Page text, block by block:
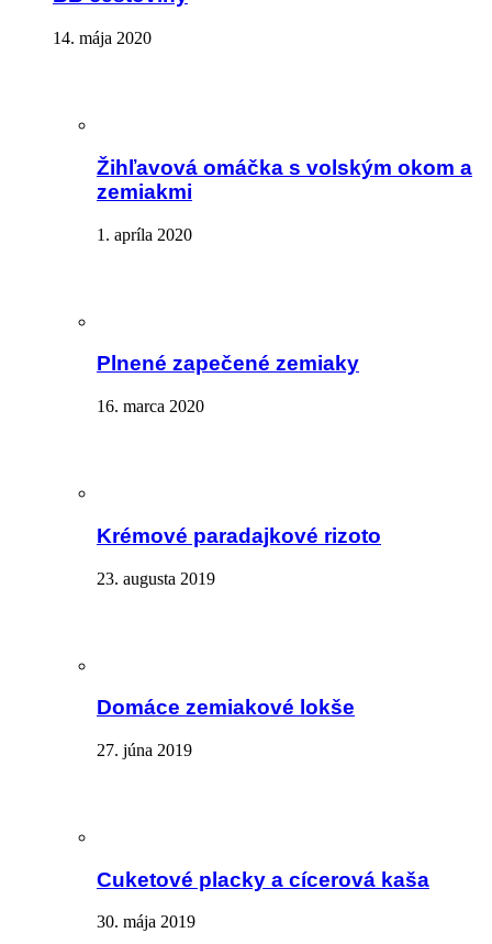
14. mája 2020
Žihľavová omáčka s volským okom a
zemiakmi
1. apríla 2020
Plnené zapečené zemiaky
16. marca 2020
Krémové paradajkové rizoto
23. augusta 2019
Domáce zemiakové lokše
27. júna 2019
Cuketové placky a cícerová kaša
30. mája 2019